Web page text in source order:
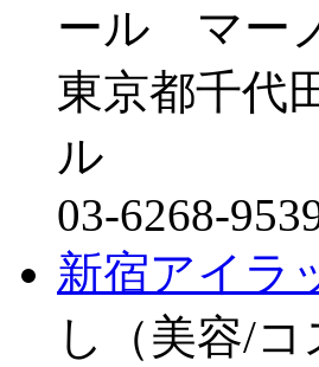
ール マー
東京都千代
ル
03-6268-
新宿アイラ
し（美容/コ